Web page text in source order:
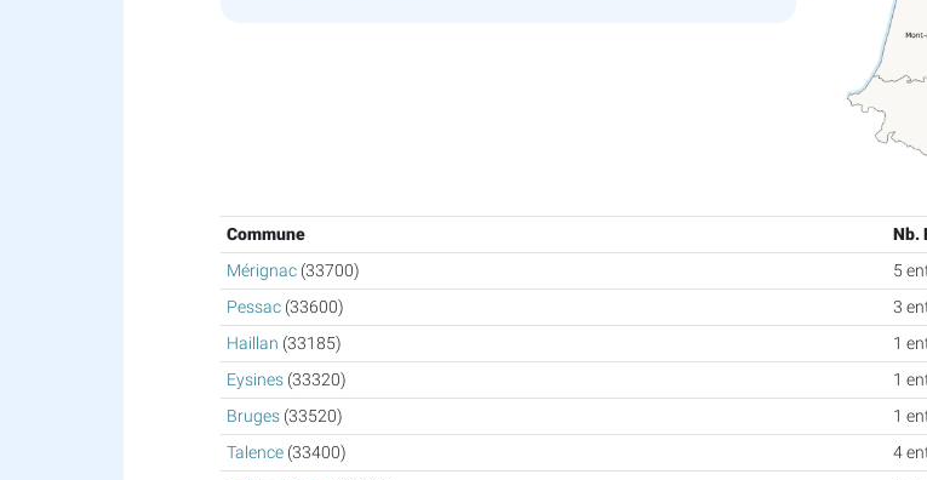
Commune Nb.
Mérignac(33700) 5
Pessac(33600) 3
Haillan (33185) 1
Eysines(33320) 1
Bruges(33520) 1
Talence(33400) 4